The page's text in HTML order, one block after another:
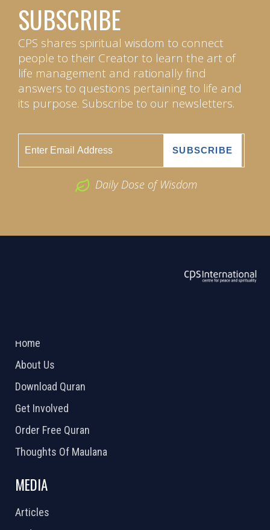
SUBSCRIBE
CPS shares spiritual wisdom to connect
people to their Creator to learn the art of
life management and rationally find
answers to questions pertaining to life and
its purpose. Subscribe to our newsletters.
Daily Dose of Wisdom
Home
About Us
Download Quran
Get Involved
Order Free Quran
Thoughts Of Maulana
MEDIA
Articles